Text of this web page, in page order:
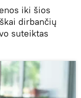
iki šios
dirbančių
suteiktas